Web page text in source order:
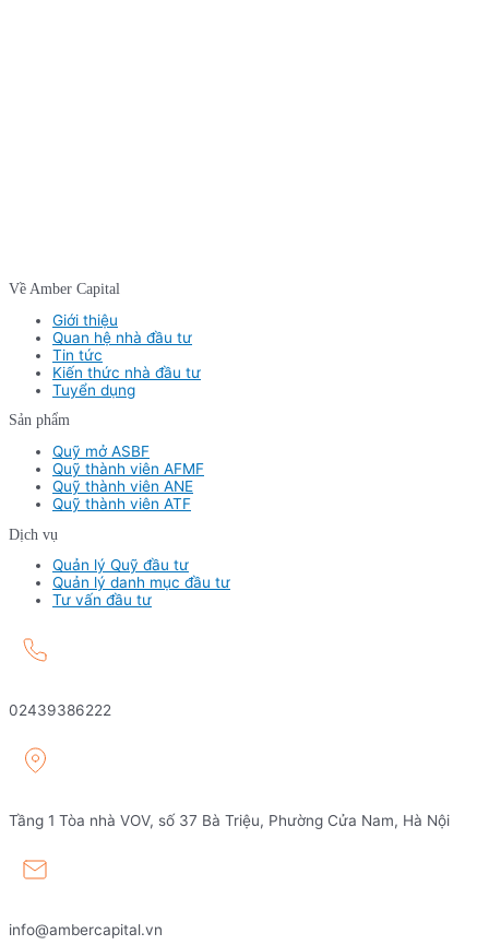
Về Amber Capital
Giới thiệu
Quan hệ nhà đầu tư
Tin tức
Kiến thức nhà đầu tư
Tuyển dụng
Sản phẩm
Quỹ mở ASBF
Quỹ thành viên AFMF
Quỹ thành viên ANE
Quỹ thành viên ATF
Dịch vụ
Quản lý Quỹ đầu tư
Quản lý danh mục đầu tư
Tư vấn đầu tư
02439386222
Tầng 1 Tòa nhà VOV, số 37 Bà Triệu, Phường Cửa Nam, Hà Nội
info@ambercapital.vn